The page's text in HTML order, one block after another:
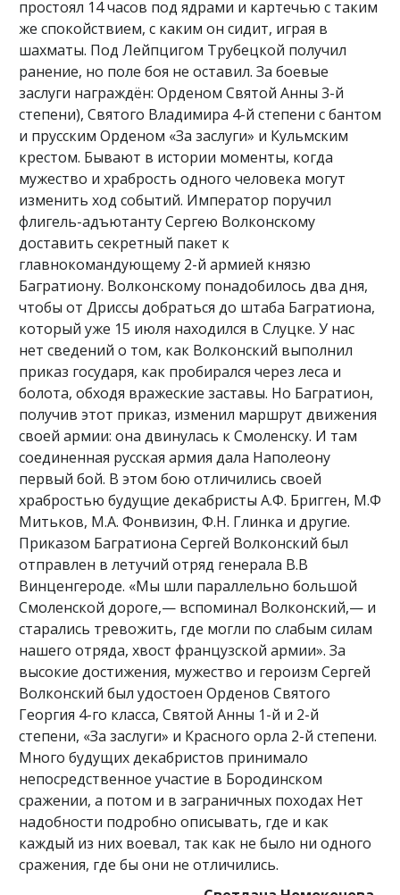
простоял 14 часов под ядрами и картечью с таким
же спокойствием, с каким он сидит, играя в
шахматы. Под Лейпцигом Трубецкой получил
ранение, но поле боя не оставил. За боевые
заслуги награждён: Орденом Святой Анны 3-й
степени), Святого Владимира 4-й степени с бантом
и прусским Орденом «За заслуги» и Кульмским
крестом. Бывают в истории моменты, когда
мужество и храбрость одного человека могут
изменить ход событий. Император поручил
флигель-адъютанту Сергею Волконскому
доставить секретный пакет к
главнокомандующему 2-й армией князю
Багратиону. Волконскому понадобилось два дня,
чтобы от Дриссы добраться до штаба Багратиона,
который уже 15 июля находился в Слуцке. У нас
нет сведений о том, как Волконский выполнил
приказ государя, как пробирался через леса и
болота, обходя вражеские заставы. Но Багратион,
получив этот приказ, изменил маршрут движения
своей армии: она двинулась к Смоленску. И там
соединенная русская армия дала Наполеону
первый бой. В этом бою отличились своей
храбростью будущие декабристы А.Ф. Бригген, М.Ф
Митьков, М.А. Фонвизин, Ф.Н. Глинка и другие.
Приказом Багратиона Сергей Волконский был
отправлен в летучий отряд генерала В.В
Винценгероде. «Мы шли параллельно большой
Смоленской дороге,— вспоминал Волконский,— и
стара­лись тревожить, где могли по слабым силам
нашего отря­да, хвост французской армии». За
высокие достижения, мужество и героизм Сергей
Волконский был удостоен Орденов Святого
Георгия 4-го класса, Святой Анны 1-й и 2-й
степени, «За заслуги» и Красного орла 2-й степени.
Много будущих декабристов принимало
непосредственное участие в Бородинском
сражении, а потом и в заграничных походах Нет
надобности подробно описывать, где и как
каждый из них воевал, так как не было ни одного
сражения, где бы они не отличились.